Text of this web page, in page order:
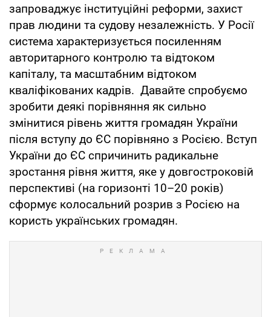
запроваджує інституційні реформи, захист
прав людини та судову незалежність. У Росії
система характеризується посиленням
авторитарного контролю та відтоком
капіталу, та масштабним відтоком
кваліфікованих кадрів. Давайте спробуємо
зробити деякі порівняння як сильно
змінитися рівень життя громадян України
після вступу до ЄС порівняно з Росією. Вступ
України до ЄС спричинить радикальне
зростання рівня життя, яке у довгостроковій
перспективі (на горизонті 10–20 років)
сформує колосальний розрив з Росією на
користь українських громадян.